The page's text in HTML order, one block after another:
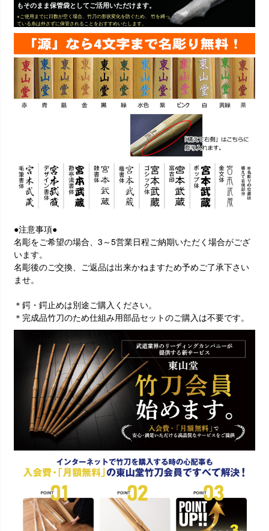
もそのまま保管袋としてご活用いただけます。
※ご使用までに日数が空く場合、竹刀の形状変化を防ぐため、 竹を縛っ
ている糸は外さずに保管されることをおすすめいたします。
●注意事項●
名彫をご希望の場合、3～5営業日程ご納期いただく場合がござ
います。
名彫後のご交換、ご返品は出来かねますため予めご了承下さい
ませ。
＊鍔・鍔止めは別途ご購入ください。
＊完成品竹刀のため仕組み用部品セットのご購入は不要です。